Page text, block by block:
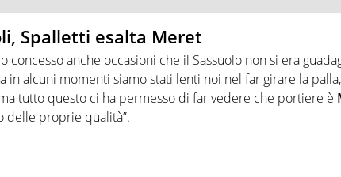
Spalletti esalta Meret
concesso anche occasioni che il Sassuolo non si era
in alcuni momenti siamo stati lenti noi nel far girare la
tutto questo ci ha permesso di far vedere che portiere è
delle proprie qualità”.